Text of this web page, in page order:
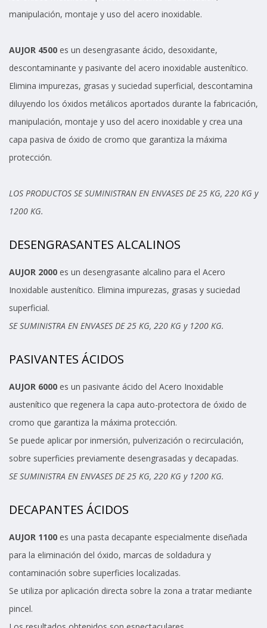
manipulación, montaje y uso del acero inoxidable.
AUJOR 4500 es un desengrasante ácido, desoxidante,
descontaminante y pasivante del acero inoxidable austenítico.
Elimina impurezas, grasas y suciedad superficial, descontamina
diluyendo los óxidos metálicos aportados durante la fabricación,
manipulación, montaje y uso del acero inoxidable y crea una
capa pasiva de óxido de cromo que garantiza la máxima
protección.
LOS PRODUCTOS SE SUMINISTRAN EN ENVASES DE 25 KG, 220 KG y
1200 KG.
DESENGRASANTES ALCALINOS
AUJOR 2000 es un desengrasante alcalino para el Acero
Inoxidable austenítico. Elimina impurezas, grasas y suciedad
superficial.
SE SUMINISTRA EN ENVASES DE 25 KG, 220 KG y 1200 KG.
PASIVANTES ÁCIDOS
AUJOR 6000 es un pasivante ácido del Acero Inoxidable
austenítico que regenera la capa auto-protectora de óxido de
cromo que garantiza la máxima protección.
Se puede aplicar por inmersión, pulverización o recirculación,
sobre superficies previamente desengrasadas y decapadas.
SE SUMINISTRA EN ENVASES DE 25 KG, 220 KG y 1200 KG.
DECAPANTES ÁCIDOS
AUJOR 1100 es una pasta decapante especialmente diseñada
para la eliminación del óxido, marcas de soldadura y
contaminación sobre superficies localizadas.
Se utiliza por aplicación directa sobre la zona a tratar mediante
pincel.